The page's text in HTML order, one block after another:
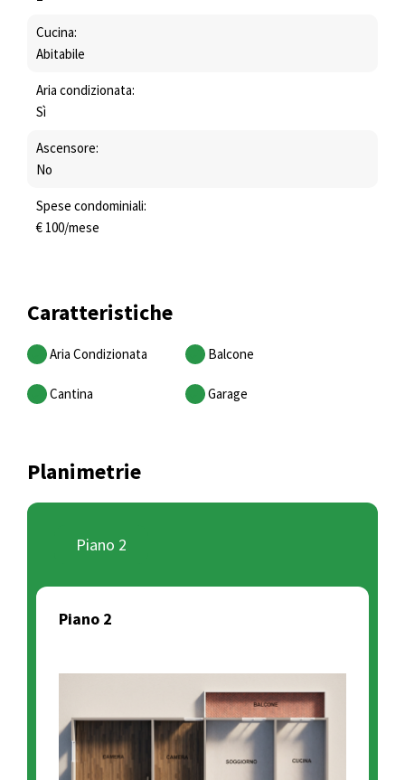
Cucina:
Abitabile
Aria condizionata:
Sì
Ascensore:
No
Spese condominiali:
€ 100/mese
Caratteristiche
Aria Condizionata Balcone
Cantina Garage
Planimetrie
Piano 2
Piano 2